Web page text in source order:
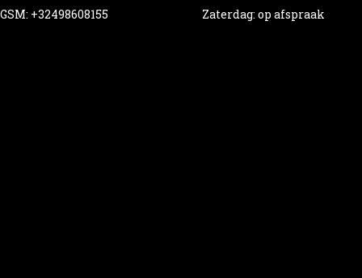
GSM: +32498608155
Zaterdag: op afspraak